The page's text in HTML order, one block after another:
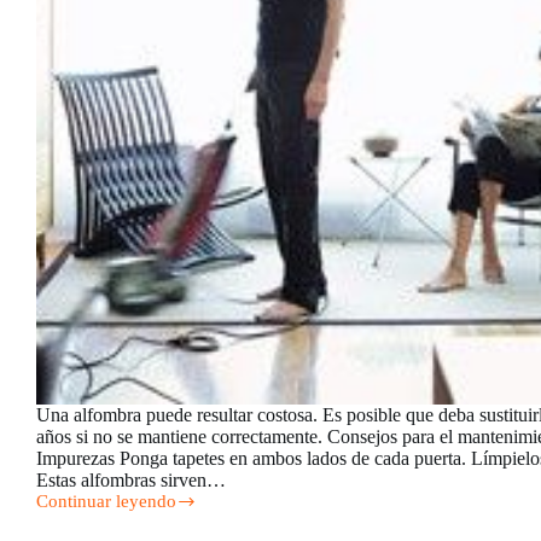
Una alfombra puede resultar costosa. Es posible que deba
años si no se mantiene correctamente. Consejos para el
Impurezas Ponga tapetes en ambos lados de cada puerta.
Estas alfombras sirven…
Continuar leyendo
Consejos